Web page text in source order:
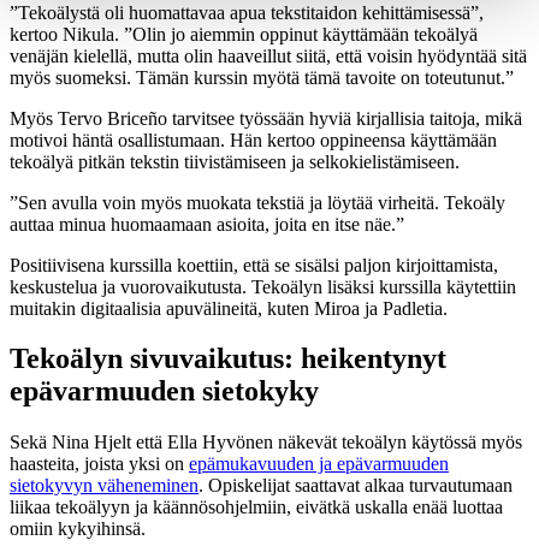
”Tekoälystä oli huomattavaa apua tekstitaidon kehittämisessä”,
kertoo Nikula. ”Olin jo aiemmin oppinut käyttämään tekoälyä
venäjän kielellä, mutta olin haaveillut siitä, että voisin hyödyntää sitä
myös suomeksi. Tämän kurssin myötä tämä tavoite on toteutunut.”
Myös Tervo Briceño tarvitsee työssään hyviä kirjallisia taitoja, mikä
motivoi häntä osallistumaan. Hän kertoo oppineensa käyttämään
tekoälyä pitkän tekstin tiivistämiseen ja selkokielistämiseen.
”Sen avulla voin myös muokata tekstiä ja löytää virheitä. Tekoäly
auttaa minua huomaamaan asioita, joita en itse näe.”
Positiivisena kurssilla koettiin, että se sisälsi paljon kirjoittamista,
keskustelua ja vuorovaikutusta. Tekoälyn lisäksi kurssilla käytettiin
muitakin digitaalisia apuvälineitä, kuten Miroa ja Padletia.
Tekoälyn sivuvaikutus: heikentynyt
epävarmuuden sietokyky
Sekä Nina Hjelt että Ella Hyvönen näkevät tekoälyn käytössä myös
haasteita, joista yksi on epämukavuuden ja epävarmuuden
sietokyvyn väheneminen. Opiskelijat saattavat alkaa turvautumaan
liikaa tekoälyyn ja käännösohjelmiin, eivätkä uskalla enää luottaa
omiin kykyihinsä.